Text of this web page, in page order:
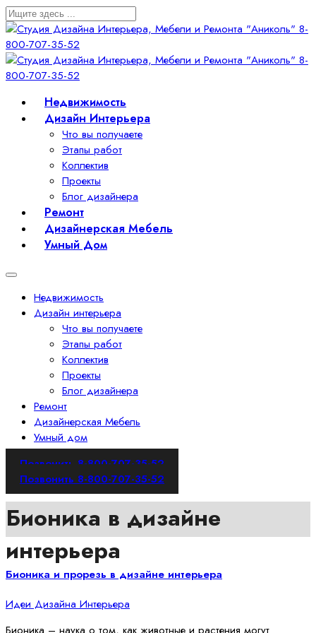
Недвижимость
Дизайн Интерьера
Что вы получаете
Этапы работ
Коллектив
Проекты
Блог дизайнера
Ремонт
Дизайнерская Мебель
Умный Дом
Недвижимость
Дизайн интерьера
Что вы получаете
Этапы работ
Коллектив
Проекты
Блог дизайнера
Ремонт
Дизайнерская Мебель
Умный дом
Позвонить 8-800-707-35-52
Позвонить 8-800-707-35-52
Бионика в дизайне
интерьера
Бионика и прорезь в дизайне интерьера
Идеи Дизайна Интерьера